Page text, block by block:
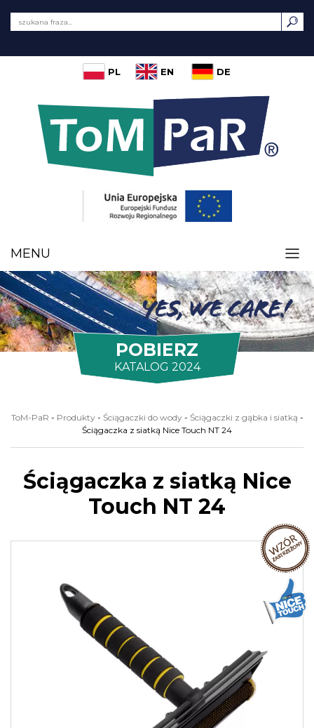
PL EN DE
MENU
POBIERZ
KATALOG 2024
ToM-PaR - Produkty - Ściągaczki do wody - Ściągaczki z gąbka i siatką -
Ściągaczka z siatką Nice Touch NT 24
Ściągaczka z siatką Nice
Touch NT 24